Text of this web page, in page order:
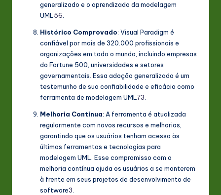
generalizado e o aprendizado da modelagem
UML56
Histórico Comprovado: Visual Paradigm é
confiável por mais de 320.000 profissionais e
organizações em todo o mundo, incluindo empresas
do Fortune 500, universidades e setores
governamentais. Essa adoção generalizada é um
testemunho de sua confiabilidade e eficácia como
ferramenta de modelagem UML73
Melhoria Contínua: A ferramenta é atualizada
regularmente com novos recursos e melhorias,
garantindo que os usuários tenham acesso às
últimas ferramentas e tecnologias para
modelagem UML. Esse compromisso com a
melhoria contínua ajuda os usuários a se manterem
à frente em seus projetos de desenvolvimento de
software3